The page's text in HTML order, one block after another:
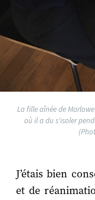
La fille aînée de
où il a du s'isoler
J’étais bien
et de